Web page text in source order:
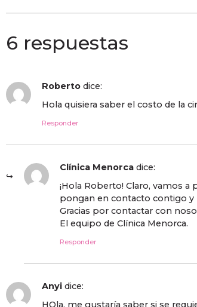
6 respuestas
Roberto dice:
Hola quisiera saber el costo de la
Responder
Clínica Menorca dice:
¡Hola Roberto! Claro, vamos a
pongan en contacto contigo y
Gracias por contactar con
El equipo de Clínica Menorca.
Responder
Anyi dice:
HOla, me gustaría saber si se